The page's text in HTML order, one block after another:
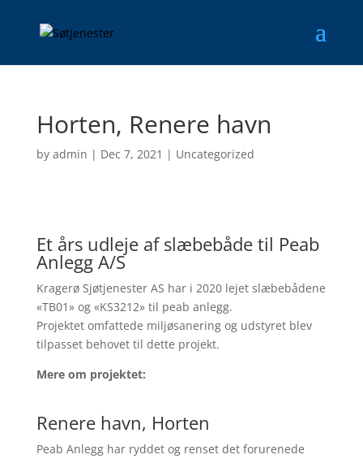
Horten, Renere havn
by admin | Dec 7, 2021 | Uncategorized
Et års udleje af slæbebåde til Peab
Anlegg A/S
Kragerø Sjøtjenester AS har i 2020 lejet slæbebådene
«TB01» og «KS3212» til peab anlegg.
Projektet omfattede miljøsanering og udstyret blev
tilpasset behovet til dette projekt.
Mere om projektet:
Renere havn, Horten
Peab Anlegg har ryddet og renset det forurenede